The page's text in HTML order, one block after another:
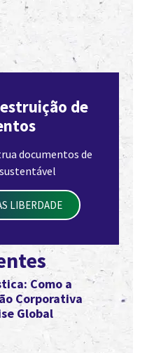
de
documentos de
LIBERDADE
Como a
Corporativa
Global